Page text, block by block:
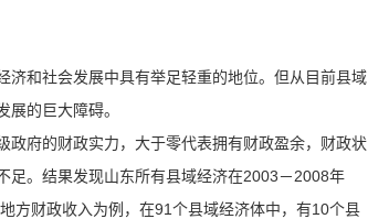
和社会发展中具有举足轻重的地位。但从目前县域
的巨大障碍。
府的财政实力，大于零代表拥有财政盈余，财政状
足。结果发现山东所有县域经济在2003－2008年
方财政收入为例，在91个县域经济体中，有10个县